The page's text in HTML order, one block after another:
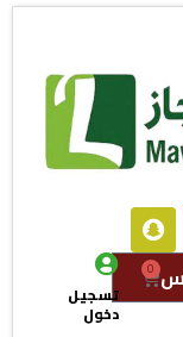
0
تسجيل
دخول